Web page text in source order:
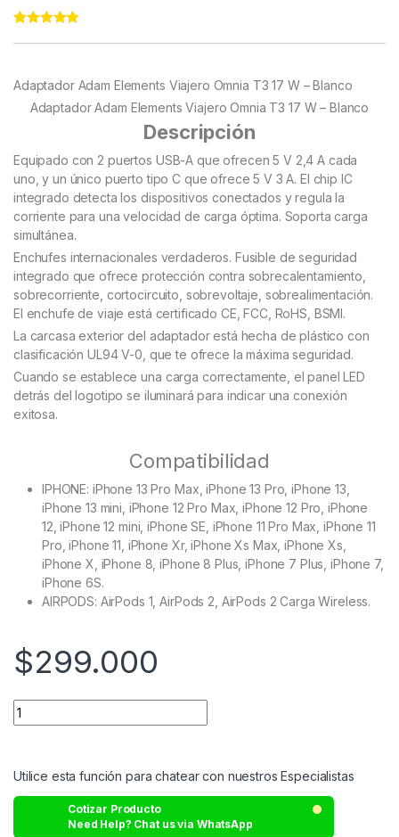
ratings
Adaptador Adam Elements Viajero Omnia T3 17 W – Blanco
Adaptador Adam Elements Viajero Omnia T3 17 W – Blanco
Descripción
Equipado con 2 puertos USB-A que ofrecen 5 V 2,4 A cada
uno, y un único puerto tipo C que ofrece 5 V 3 A. El chip IC
integrado detecta los dispositivos conectados y regula la
corriente para una velocidad de carga óptima. Soporta carga
simultánea.
Enchufes internacionales verdaderos. Fusible de seguridad
integrado que ofrece protección contra sobrecalentamiento,
sobrecorriente, cortocircuito, sobrevoltaje, sobrealimentación.
El enchufe de viaje está certificado CE, FCC, RoHS, BSMI.
La carcasa exterior del adaptador está hecha de plástico con
clasificación UL94 V-0, que te ofrece la máxima seguridad.
Cuando se establece una carga correctamente, el panel LED
detrás del logotipo se iluminará para indicar una conexión
exitosa.
Compatibilidad
IPHONE: iPhone 13 Pro Max, iPhone 13 Pro, iPhone 13,
iPhone 13 mini, iPhone 12 Pro Max, iPhone 12 Pro, iPhone
12, iPhone 12 mini, iPhone SE, iPhone 11 Pro Max, iPhone 11
Pro, iPhone 11, iPhone Xr, iPhone Xs Max, iPhone Xs,
iPhone X, iPhone 8, iPhone 8 Plus, iPhone 7 Plus, iPhone 7,
iPhone 6S.
AIRPODS: AirPods 1, AirPods 2, AirPods 2 Carga Wireless.
$299.000
Utilice esta función para chatear con nuestros Especialistas
Cotizar Producto
Need Help? Chat us via WhatsApp